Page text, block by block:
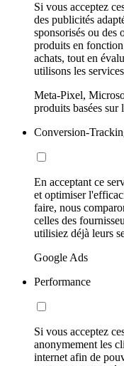
Si vous acceptez
des publicités
sponsorisés ou des
produits en
achats, tout en
utilisons les
Meta-Pixel,
produits basées
Conversion-
En acceptant ce
et optimiser
faire, nous
celles des
utilisiez déjà leurs
Google Ads
Performance
Si vous acceptez
anonymement les
internet afin de